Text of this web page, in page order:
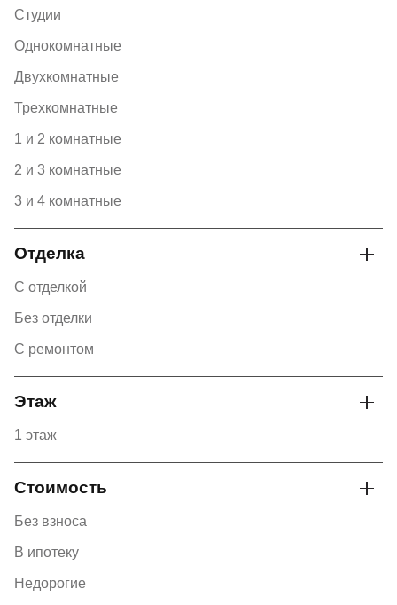
Студии
Однокомнатные
Двухкомнатные
Трехкомнатные
1 и 2 комнатные
2 и 3 комнатные
3 и 4 комнатные
Отделка
С отделкой
Без отделки
С ремонтом
Этаж
1 этаж
Стоимость
Без взноса
В ипотеку
Недорогие